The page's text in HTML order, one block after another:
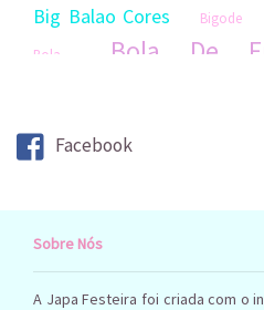
Big Balao Cores Bigode
Bola Bola De
Artesanal
Caixadecorativa
Dos Pampas
Facebook
Sobre Nós
A Japa Festeira foi criada com o